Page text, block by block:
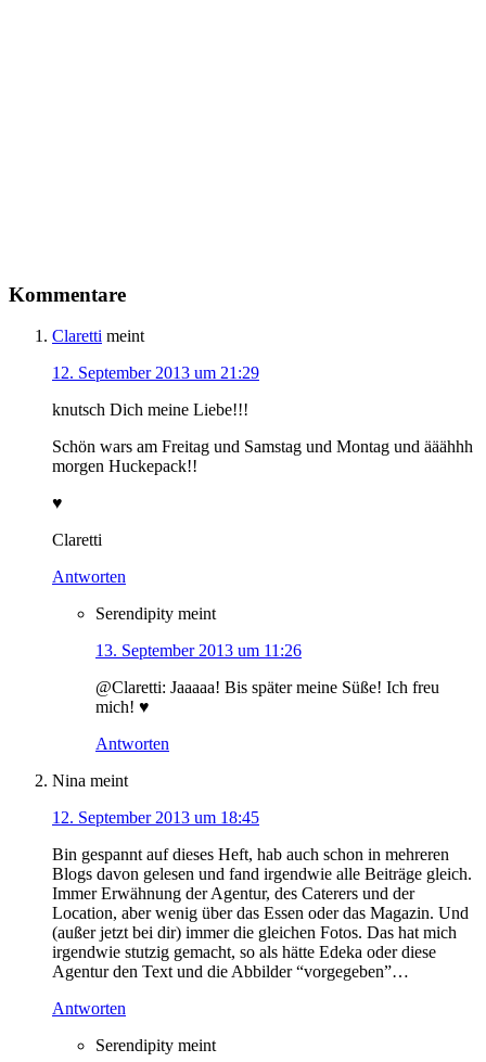
Kommentare
Claretti meint
12. September 2013 um 21:29
knutsch Dich meine Liebe!!!
Schön wars am Freitag und Samstag und Montag und ääähhh
morgen Huckepack!!
♥
Claretti
Antworten
Serendipity meint
13. September 2013 um 11:26
@Claretti: Jaaaaa! Bis später meine Süße! Ich freu
mich! ♥
Antworten
Nina meint
12. September 2013 um 18:45
Bin gespannt auf dieses Heft, hab auch schon in mehreren
Blogs davon gelesen und fand irgendwie alle Beiträge gleich.
Immer Erwähnung der Agentur, des Caterers und der
Location, aber wenig über das Essen oder das Magazin. Und
(außer jetzt bei dir) immer die gleichen Fotos. Das hat mich
irgendwie stutzig gemacht, so als hätte Edeka oder diese
Agentur den Text und die Abbilder “vorgegeben”…
Antworten
Serendipity meint